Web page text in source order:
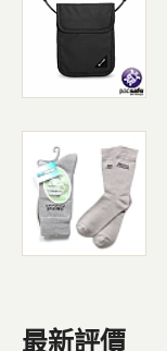
最新評價